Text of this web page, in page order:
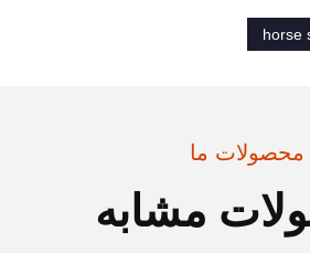
horse
محصولات ما
مشابه